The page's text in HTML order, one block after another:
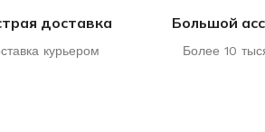
доставка
курьером
Большой
Более 10